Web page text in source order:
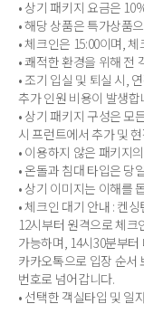
• 상기 패키지 요금은
• 해당 상품은 특가상품
• 체크인은 15:00이며,
• 쾌적한 환경을 위해 전
• 조기 입실 및 퇴실 시,
추가 인원 비용이 발생합
• 상기 패키지 구성은 모
시 프런트에서 추가 및
• 이용하지 않은 패키지
• 온돌과 침대 타입은 당
• 상기 이미지는 이해를
• 체크인 대기 안내 : 켄
12시부터 원격으로 체크
가능하며, 14시30분부
카카오톡으로 입장 순서
번호로 넘어갑니다.
• 선택한 객실타입 및 일